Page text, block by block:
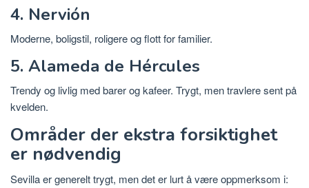
4. Nervión
Moderne, boligstil, roligere og flott for familier.
5. Alameda de Hércules
Trendy og livlig med barer og kafeer. Trygt, men travlere sent på
kvelden.
Områder der ekstra forsiktighet
er nødvendig
Sevilla er generelt trygt, men det er lurt å være oppmerksom i: